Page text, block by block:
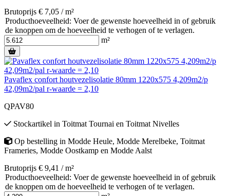
Brutoprijs € 7,05 / m²
Producthoeveelheid: Voer de gewenste hoeveelheid in of gebruik
de knoppen om de hoeveelheid te verhogen of te verlagen.
m²
Pavaflex confort houtvezelisolatie 80mm 1220x575 4,209m2/p
42,09m2/pal r-waarde = 2,10
QPAV80
Stockartikel in Toitmat Tournai en Toitmat Nivelles
Op bestelling in Modde Heule, Modde Merelbeke, Toitmat
Frameries, Modde Oostkamp en Modde Aalst
Brutoprijs € 9,41 / m²
Producthoeveelheid: Voer de gewenste hoeveelheid in of gebruik
de knoppen om de hoeveelheid te verhogen of te verlagen.